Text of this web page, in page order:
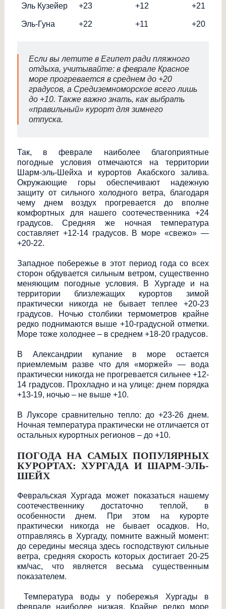
Эль Кузейер +23 +12 +21
Эль-Гуна +22 +11 +20
Если вы летите в Египет ради пляжного
отдыха, учитывайте: в феврале Красное
море прогревается в среднем до +20
градусов, а Средиземноморское всего лишь
до +10. Также важно знать, как выбрать
«правильный» курорт для зимнего
отпуска.
Так, в феврале наиболее благоприятные
погодные условия отмечаются на территории
Шарм-эль-Шейха и курортов Акабского залива.
Окружающие горы обеспечивают надежную
защиту от сильного холодного ветра, благодаря
чему днем воздух прогревается до вполне
комфортных для нашего соотечественника +24
градусов. Средняя же ночная температура
составляет +12-14 градусов. В море «свежо» —
+20-22.
Западное побережье в этот период года со всех
сторон обдувается сильным ветром, существенно
меняющим погодные условия. В Хургаде и на
территории близлежащих курортов зимой
практически никогда не бывает теплее +20-23
градусов. Ночью столбики термометров крайне
редко поднимаются выше +10-градусной отметки.
Море тоже холоднее – в среднем +18-20 градусов.
В Александрии купание в море остается
приемлемым разве что для «моржей» — вода
практически никогда не прогревается сильнее +12-
14 градусов. Прохладно и на улице: днем порядка
+13-19, ночью – не выше +10.
В Луксоре сравнительно тепло: до +23-26 днем.
Ночная температура практически не отличается от
остальных курортных регионов – до +10.
ПОГОДА НА САМЫХ ПОПУЛЯРНЫХ
КУРОРТАХ: ХУРГАДА И ШАРМ-ЭЛЬ-
ШЕЙХ
Февральская Хургада может показаться нашему
соотечественнику достаточно теплой, в
особенности днем. При этом на курорте
практически никогда не бывает осадков. Но,
отправляясь в Хургаду, помните важный момент:
до середины месяца здесь господствуют сильные
ветра, средняя скорость которых достигает 20-25
км/час, что является весьма существенным
показателем.
Температура воды у побережья Хургады в
феврале наиболее низкая. Крайне редко море